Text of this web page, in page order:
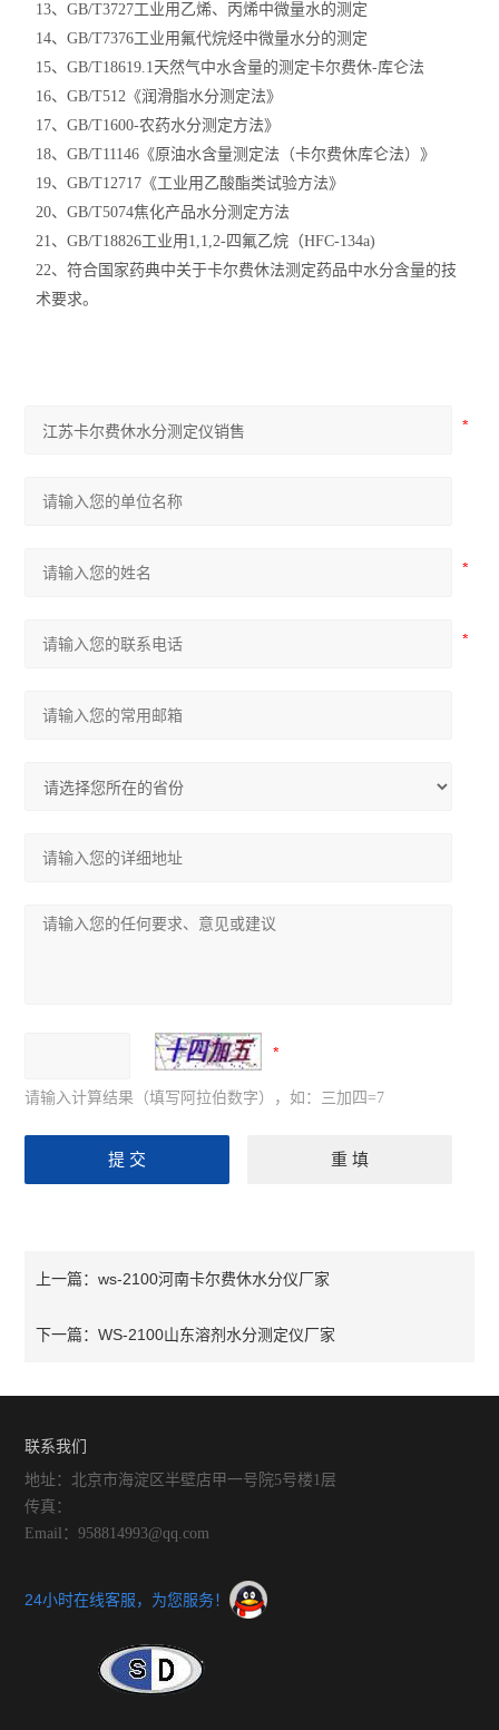
13、GB/T3727工业用乙烯、丙烯中微量水的测定
14、GB/T7376工业用氟代烷烃中微量水分的测定
15、GB/T18619.1天然气中水含量的测定卡尔费休-库仑法
16、GB/T512《润滑脂水分测定法》
17、GB/T1600-农药水分测定方法》
18、GB/T11146《原油水含量测定法（卡尔费休库仑法）》
19、GB/T12717《工业用乙酸酯类试验方法》
20、GB/T5074焦化产品水分测定方法
21、GB/T18826工业用1,1,2-四氟乙烷（HFC-134a)
22、符合国家药典中关于卡尔费休法测定药品中水分含量的技
术要求。
请输入计算结果（填写阿拉伯数字），如：三加四=7
上一篇：ws-2100河南卡尔费休水分仪厂家
下一篇：WS-2100山东溶剂水分测定仪厂家
联系我们
地址：北京市海淀区半壁店甲一号院5号楼1层
传真：
Email：958814993@qq.com
24小时在线客服，为您服务！